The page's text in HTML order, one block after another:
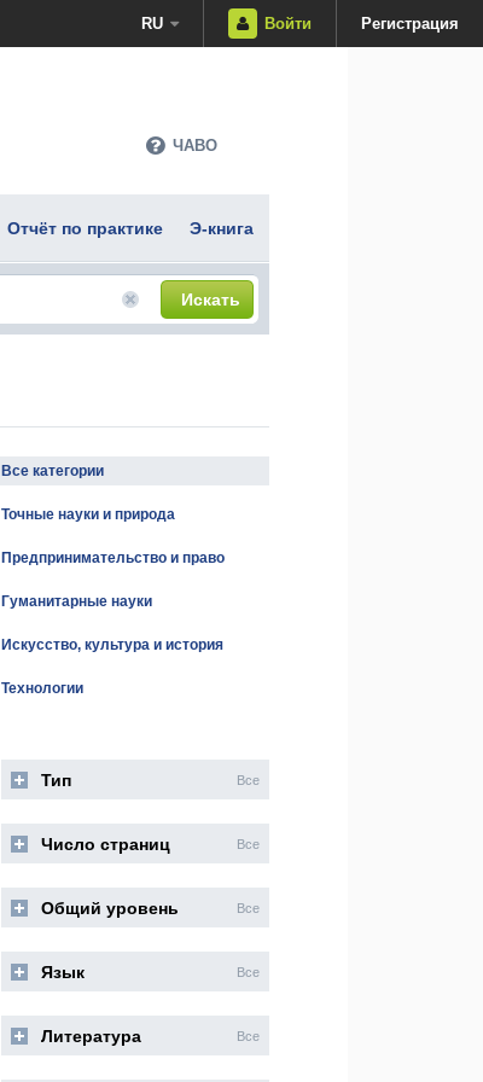
RU Войти Регистрация
ЧАВО
Отчёт по практике Э-книга
Искать
Все категории
Точные науки и природа
Предпринимательство и право
Гуманитарные науки
Искусство, культура и история
Технологии
Тип Все
Число страниц Все
Общий уровень Все
Язык Все
Литература Все